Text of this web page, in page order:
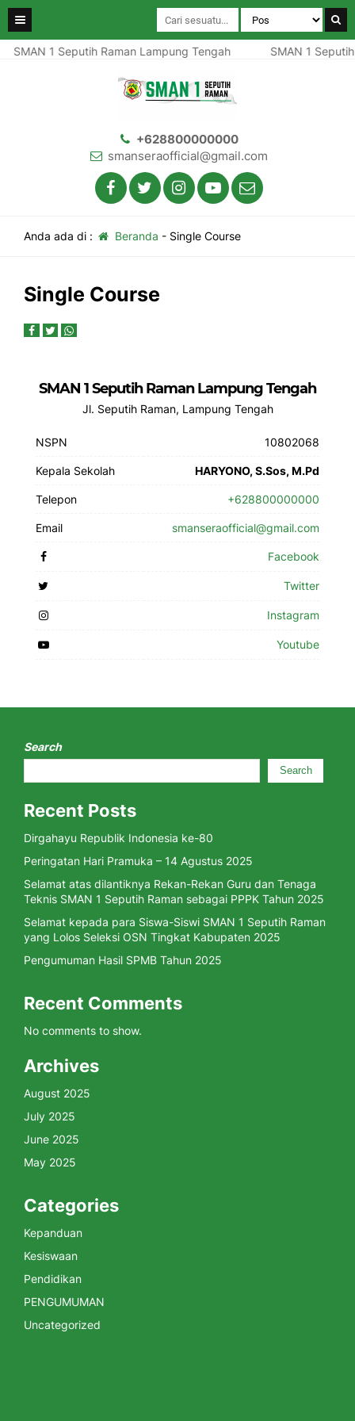
SMAN 1 Seputih Raman Lampung Tengah SMAN 1
+628800000000
smanseraofficial@gmail.com
Anda ada di : Beranda - Single Course
Single Course
SMAN 1 Seputih Raman Lampung Tengah
Jl. Seputih Raman, Lampung Tengah
NSPN 10802068
Kepala Sekolah HARYONO, S.Sos, M.Pd
Telepon +628800000000
Email smanseraofficial@gmail.com
Facebook
Twitter
Instagram
Youtube
Search
Search
Recent Posts
Dirgahayu Republik Indonesia ke-80
Peringatan Hari Pramuka – 14 Agustus 2025
Selamat atas dilantiknya Rekan-Rekan Guru dan Tenaga
Teknis SMAN 1 Seputih Raman sebagai PPPK Tahun 2025
Selamat kepada para Siswa-Siswi SMAN 1 Seputih Raman
yang Lolos Seleksi OSN Tingkat Kabupaten 2025
Pengumuman Hasil SPMB Tahun 2025
Recent Comments
No comments to show.
Archives
August 2025
July 2025
June 2025
May 2025
Categories
Kepanduan
Kesiswaan
Pendidikan
PENGUMUMAN
Uncategorized